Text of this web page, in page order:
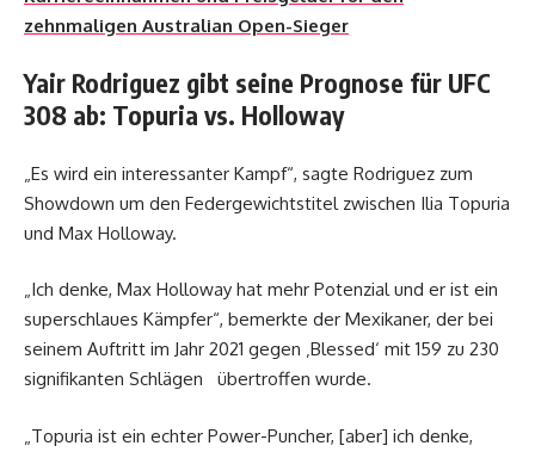
zehnmaligen Australian Open-Sieger
Yair Rodriguez gibt seine Prognose für UFC
308 ab: Topuria vs. Holloway
„Es wird ein interessanter Kampf“, sagte Rodriguez zum
Showdown um den Federgewichtstitel zwischen Ilia Topuria
und Max Holloway.
„Ich denke, Max Holloway hat mehr Potenzial und er ist ein
superschlaues Kämpfer“, bemerkte der Mexikaner, der bei
seinem Auftritt im Jahr 2021 gegen ‚Blessed‘ mit 159 zu 230
signifikanten Schlägen übertroffen wurde.
„Topuria ist ein echter Power-Puncher, [aber] ich denke,